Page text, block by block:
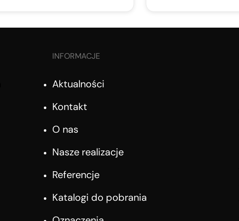
INFORMACJE
Aktualności
Kontakt
O nas
Nasze realizacje
Referencje
Katalogi do pobrania